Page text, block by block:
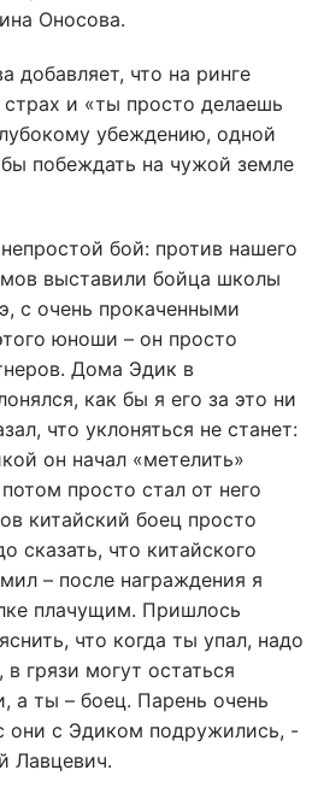
Оносова.
добавляет, что на ринге
и «ты просто делаешь
убеждению, одной
побеждать на чужой земле
бой: против нашего
выставили бойца школы
с очень прокаченными
юноши – он просто
Дома Эдик в
как бы я его за это ни
что уклоняться не станет:
он начал «метелить»
просто стал от него
китайский боец просто
сказать, что китайского
– после награждения я
плачущим. Пришлось
что когда ты упал, надо
в грязи могут остаться
а ты – боец. Парень очень
они с Эдиком подружились, -
Лавцевич.